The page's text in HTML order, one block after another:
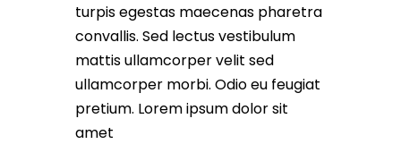
turpis egestas maecenas pharetra
convallis. Sed lectus vestibulum
mattis ullamcorper velit sed
ullamcorper morbi. Odio eu feugiat
pretium. Lorem ipsum dolor sit
amet